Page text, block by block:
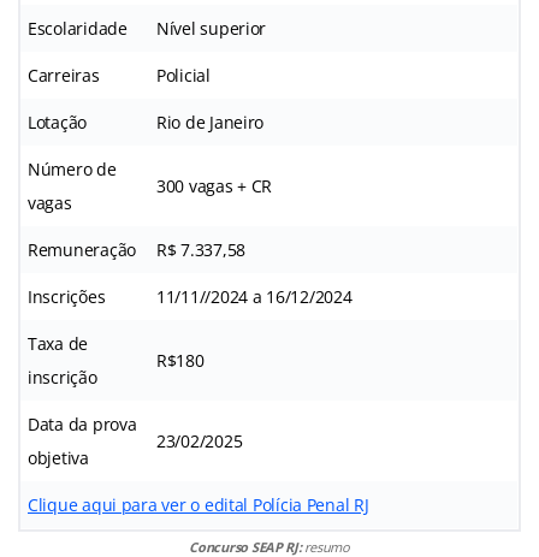
Escolaridade Nível superior
Carreiras Policial
Lotação Rio de Janeiro
Número de
vagas
300 vagas + CR
Remuneração R$ 7.337,58
Inscrições 11/11//2024 a 16/12/2024
Taxa de
inscrição
R$180
Data da prova
objetiva
23/02/2025
Clique aqui para ver o edital Polícia Penal RJ
Concurso SEAP RJ:resumo